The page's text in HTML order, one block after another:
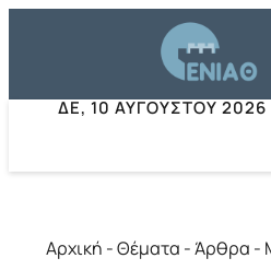
ΔΕ, 10 ΑΥΓΟΎΣΤΟΥ 2026
Αρχική -Θέματα -Άρθρα -